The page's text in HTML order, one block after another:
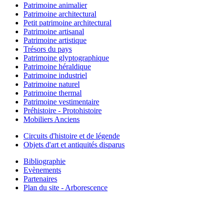
Patrimoine animalier
Patrimoine architectural
Petit patrimoine architectural
Patrimoine artisanal
Patrimoine artistique
Trésors du pays
Patrimoine glyptographique
Patrimoine héraldique
Patrimoine industriel
Patrimoine naturel
Patrimoine thermal
Patrimoine vestimentaire
Préhistoire - Protohistoire
Mobiliers Anciens
Circuits d'histoire et de légende
Objets d'art et antiquités disparus
Bibliographie
Evènements
Partenaires
Plan du site - Arborescence